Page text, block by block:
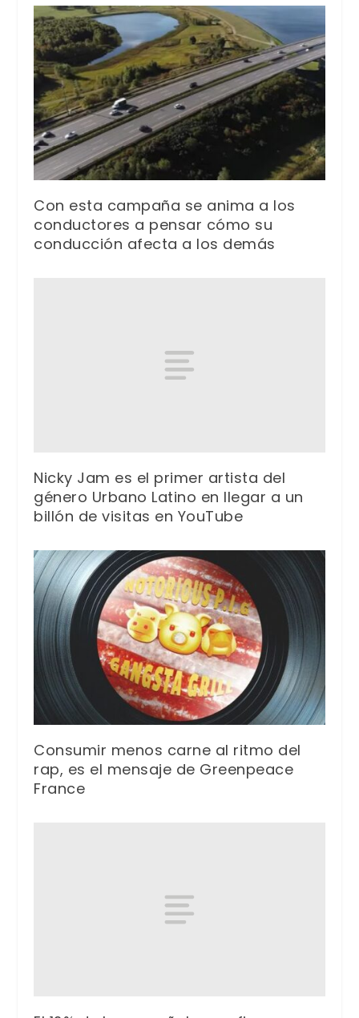
Con esta campaña se anima a los
conductores a pensar cómo su
conducción afecta a los demás
Nicky Jam es el primer artista del
género Urbano Latino en llegar a un
billón de visitas en YouTube
Consumir menos carne al ritmo del
rap, es el mensaje de Greenpeace
France